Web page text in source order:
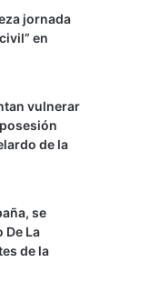
jornada
en
vulnerar
de la
se
De La
de la